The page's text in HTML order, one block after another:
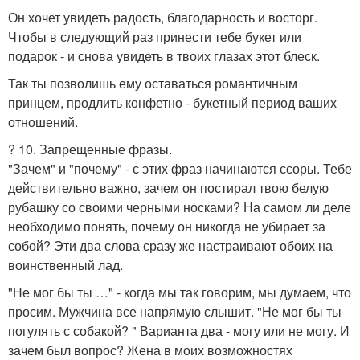
Он хочет увидеть радость, благодарность и восторг.
Чтобы в следующий раз принести тебе букет или
подарок - и снова увидеть в твоих глазах этот блеск.
Так ты позволишь ему оставаться романтичным
принцем, продлить конфетно - букетный период ваших
отношений.
? 10. Запрещенные фразы.
"Зачем" и "почему" - с этих фраз начинаются ссоры. Тебе
действительно важно, зачем он постирал твою белую
рубашку со своими черными носками? На самом ли деле
необходимо понять, почему он никогда не убирает за
собой? Эти два слова сразу же настраивают обоих на
воинственный лад.
"Не мог бы ты …" - когда мы так говорим, мы думаем, что
просим. Мужчина все напрямую слышит. "Не мог бы ты
погулять с собакой? " Варианта два - могу или не могу. И
зачем был вопрос? Жена в моих возможностях